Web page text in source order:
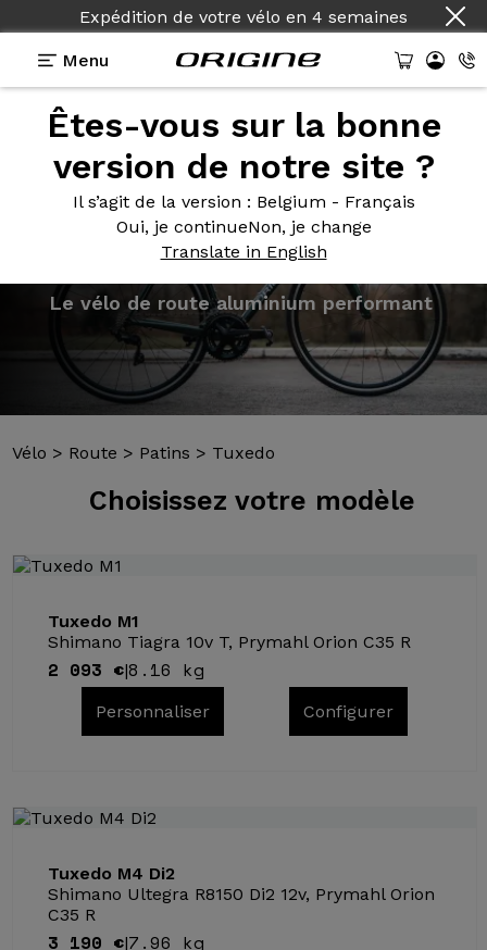
Expédition de votre vélo en 4 semaines
Menu
Êtes-vous sur la bonne
version de notre site ?
Il s’agit de la version : Belgium - Français
Oui, je continueNon, je change
Translate in English
Modèles
Vélo > Route > Patins > Tuxedo
Choisissez votre modèle
Tuxedo M1
Shimano Tiagra 10v T, Prymahl Orion C35 R
2 093 €|8.16 kg
Personnaliser Configurer
Tuxedo M4 Di2
Shimano Ultegra R8150 Di2 12v, Prymahl Orion
C35 R
3 190 €|7.96 kg